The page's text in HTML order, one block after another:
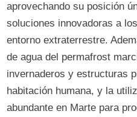
aprovechando su posición
soluciones innovadoras a
entorno extraterrestre.
de agua del permafrost
invernaderos y estructuras
habitación humana, y la
abundante en Marte para